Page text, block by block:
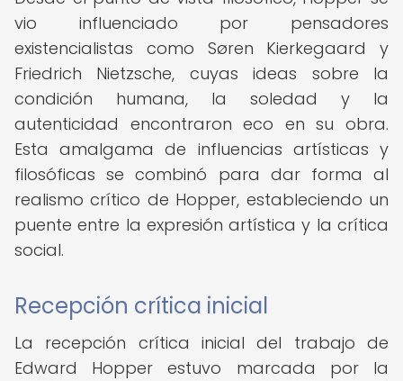
vio influenciado por pensadores
existencialistas como Søren Kierkegaard y
Friedrich Nietzsche, cuyas ideas sobre la
condición humana, la soledad y la
autenticidad encontraron eco en su obra.
Esta amalgama de influencias artísticas y
filosóficas se combinó para dar forma al
realismo crítico de Hopper, estableciendo un
puente entre la expresión artística y la crítica
social.
Recepción crítica inicial
La recepción crítica inicial del trabajo de
Edward Hopper estuvo marcada por la